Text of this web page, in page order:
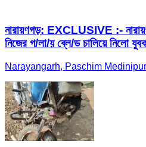
নারায়ণগড়: EXCLUSIVE :-
নিজের গ/লা/য় ব্লে/ড চালিয়ে নিলো
Narayangarh, Paschim